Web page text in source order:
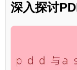
深入探讨